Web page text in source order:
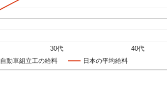
自動車組立工の給料 日本の平均給料
30代 40代